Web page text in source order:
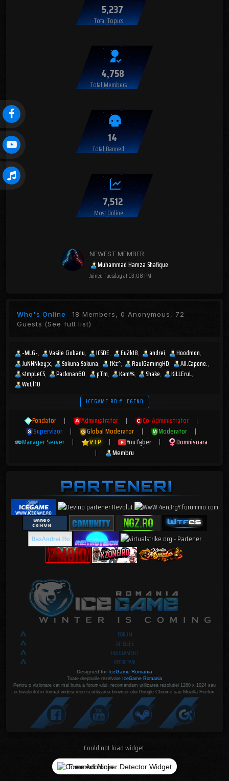
5,237
Total Topics
4,758
Total Members
14
Total Banned
7,512
Most Online
NEWEST MEMBER
Muhammad Hamza Shafique
JoinedTuesday at 03:08 PM
Who's Online 18 Members, 0 Anonymous, 72
Guests (See full list)
-MLG- Vasile Ciobanu ICSDE Eu2k18 andrei
Hoodmon
JuNNNkey;x
Sokuna Sokuna fKz^ RaulGamingHD
All.Capone.
s1mpLeCS
Packman60 pTm KamYs Shake
KiLLEruL
WoLf10
ICEGAME.RO # LEGEND
Fondator | Administrator | Co-Administrator
|
Supervizor
| Global Moderator | Moderator
|
Manager Server
| V.I.P | YouTuber |
Domnisoara
|
Membru
FORUM
AFILIERE
REGULAMENT
RECRUTARI
Designed for IceGame Romania
Toate drepturile rezelvate IceGame Romania
Pentru o vizionare cat mai buna a forum-ului, recomandam utilizarea rezolutiei 1280 x 1024 sau
echivalentul in format widescreen si utilizarea browser-ului Google Chrome sau Mozilla Firefox.
Could not load widget.
Free Adblocker Detector Widget